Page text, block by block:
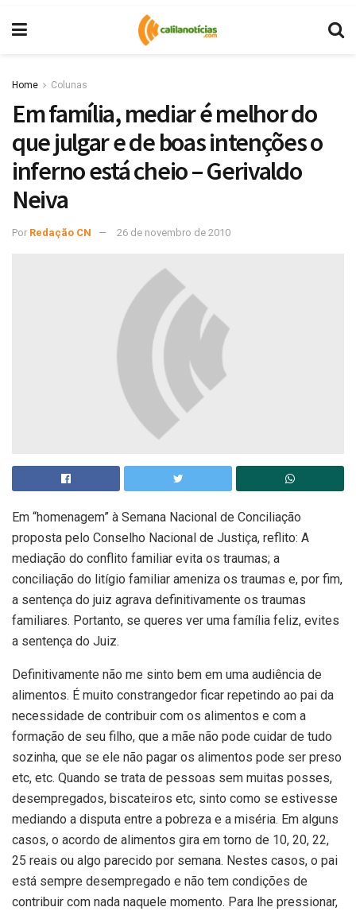
Home Colunas
Em família, mediar é melhor do
que julgar e de boas intenções o
inferno está cheio – Gerivaldo
Neiva
Por Redação CN 26 de novembro de 2010
Em “homenagem” à Semana Nacional de Conciliação
proposta pelo Conselho Nacional de Justiça, reflito: A
mediação do conflito familiar evita os traumas; a
conciliação do litígio familiar ameniza os traumas e, por fim,
a sentença do juiz agrava definitivamente os traumas
familiares. Portanto, se queres ver uma família feliz, evites
a sentença do Juiz.
Definitivamente não me sinto bem em uma audiência de
alimentos. É muito constrangedor ficar repetindo ao pai da
necessidade de contribuir com os alimentos e com a
formação de seu filho, que a mãe não pode cuidar de tudo
sozinha, que se ele não pagar os alimentos pode ser preso
etc, etc. Quando se trata de pessoas sem muitas posses,
desempregados, biscateiros etc, sinto como se estivesse
mediando a disputa entre a pobreza e a miséria. Em alguns
casos, o acordo de alimentos gira em torno de 10, 20, 22,
25 reais ou algo parecido por semana. Nestes casos, o pai
está sempre desempregado e não tem condições de
contribuir com nada naquele momento. Para lhe pressionar,